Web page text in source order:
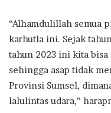
“Alhamdulillah semua
karhutla ini. Sejak
tahun 2023 ini kita
sehingga asap tidak
Provinsi Sumsel,
lalulintas udara,”